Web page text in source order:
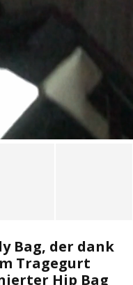
Bag, der dank
Tragegurt
Hip Bag